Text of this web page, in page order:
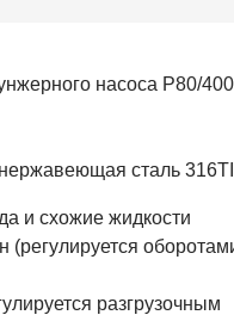
насоса P80/
сталь 316TI
и схожие жидкости
(регулируется
разгрузочным